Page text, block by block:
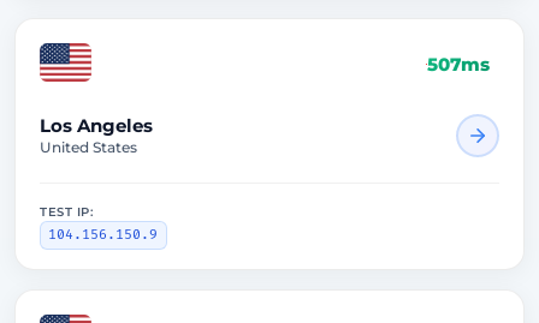
507ms
Los Angeles
United States
TEST IP:
104.156.150.9